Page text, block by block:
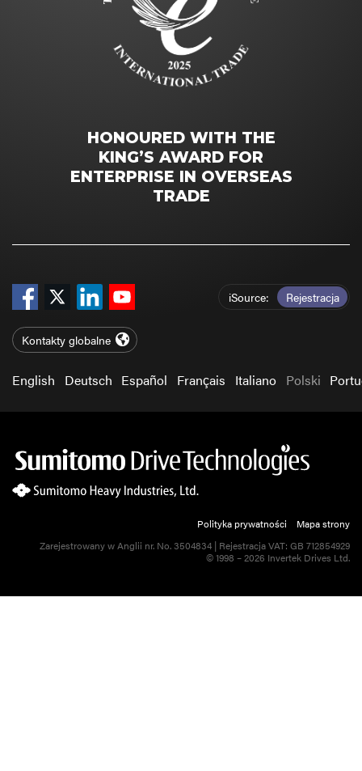
HONOURED WITH THE
KING’S AWARD FOR
ENTERPRISE IN OVERSEAS
TRADE
iSource Rejestracja
Kontakty globalne
English Deutsch Español Français Italiano Polski
Polityka prywatności
Mapa strony
Zarejestrowany w Anglii nr. No. 3504834 | Rejestracja VAT: GB 712854929
© 1998 – 2026 Invertek Drives Ltd.